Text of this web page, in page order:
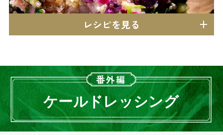
レシピを見る
番外編
ケールドレッシング